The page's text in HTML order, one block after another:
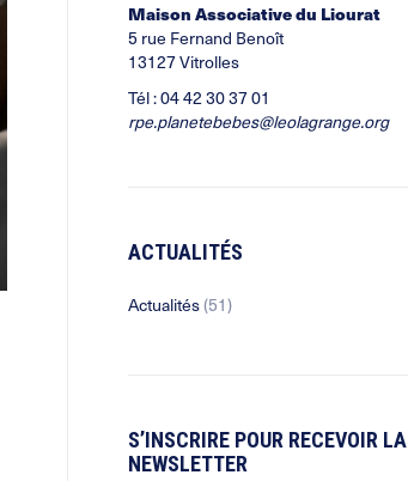
Maison Associative du Liourat
5 rue Fernand Benoît
13127 Vitrolles
Tél : 04 42 30 37 01
rpe.planetebebes@leolagrange.org
ACTUALITÉS
Actualités(51)
S’INSCRIRE POUR RECEVOIR LA
NEWSLETTER